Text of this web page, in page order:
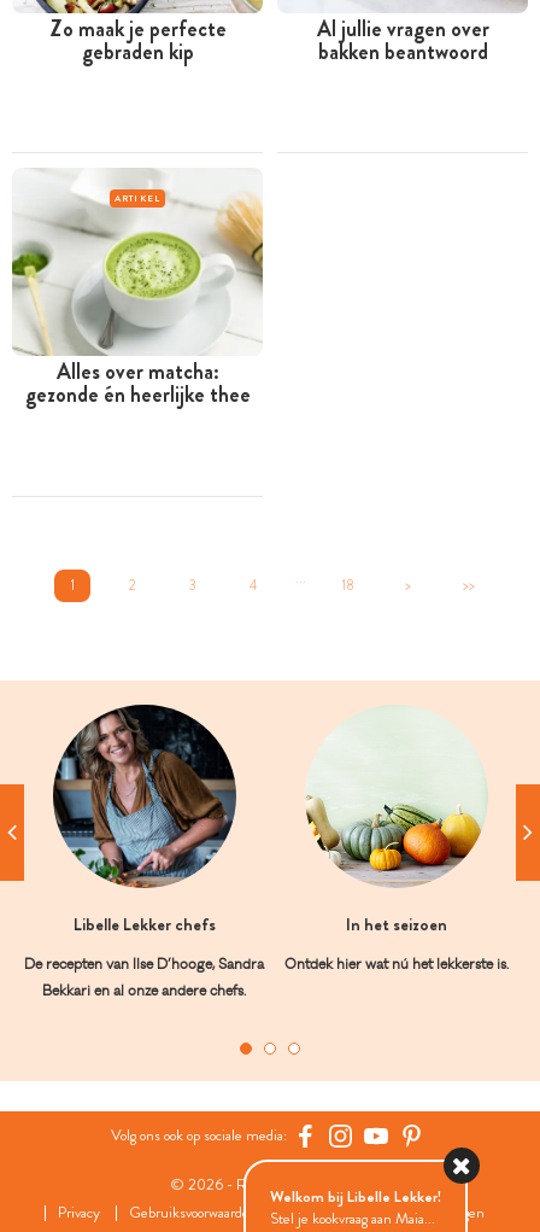
Zo maak je perfecte
gebraden kip
Al jullie vragen over
bakken beantwoord
ARTIKEL
Alles over matcha:
gezonde én heerlijke thee
1 2 3 4 ... 18 > >>
Libelle Lekker chefs
De recepten van Ilse D’hooge, Sandra
Bekkari en al onze andere chefs.
In het seizoen
Ontdek hier wat nú het lekkerste is.
Volg ons ook op sociale media:
© 2026 - Roularta Media Group
Privacy
Gebruiksvoorwaarden Cookies Cookies instellingen
Welkom bij Libelle Lekker!
Stel je kookvraag aan Maia...